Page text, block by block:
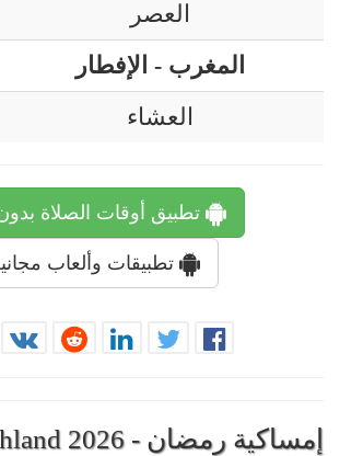
العصر
المغرب - الإفطار
العشاء
تطبيق أوقات الصلاة
تطبيقات وألعاب
إمساكية رمضان - Ashland 2026